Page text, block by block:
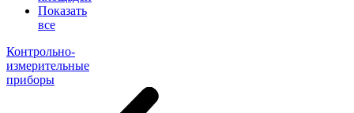
Показать
все
Контрольно-
измерительные
приборы